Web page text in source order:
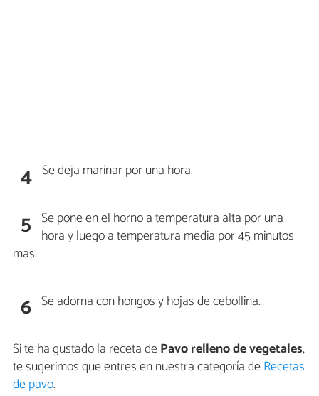
4 Se deja marinar por una hora.
5 Se pone en el horno a temperatura alta por una
hora y luego a temperatura media por 45 minutos
mas.
6 Se adorna con hongos y hojas de cebollina.
Si te ha gustado la receta dePavo relleno de vegetales,
te sugerimos que entres en nuestra categoría deRecetas
de pavo.